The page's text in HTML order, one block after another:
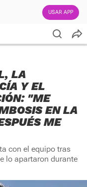
USAR APP
LA
Y EL
"ME
EN LA
ME
con el equipo tras
lo apartaron durante